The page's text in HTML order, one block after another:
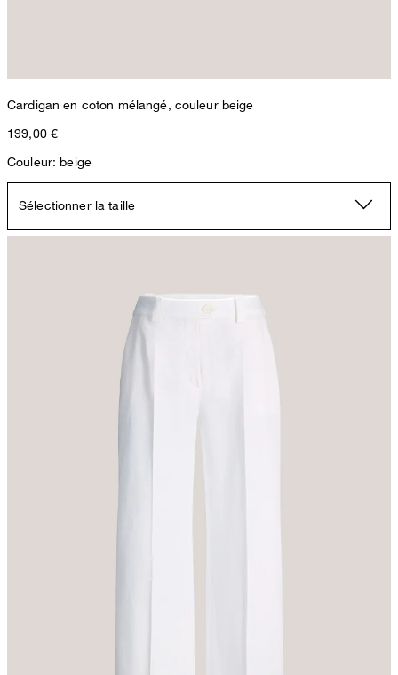
Cardigan en coton mélangé, couleur beige
199,00 €
Couleur: beige
Sélectionner la taille